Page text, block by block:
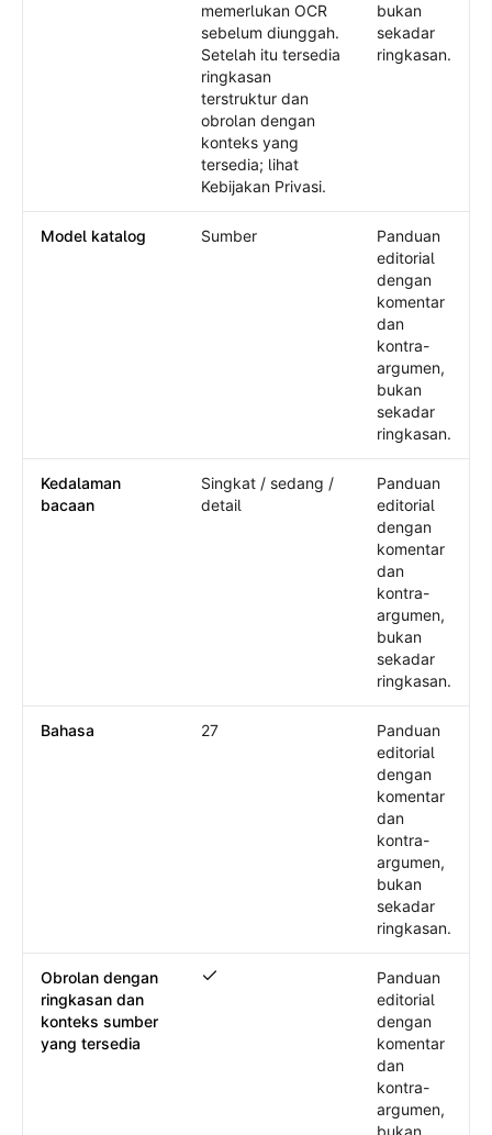
memerlukan OCR
sebelum diunggah.
Setelah itu tersedia
ringkasan
terstruktur dan
obrolan dengan
konteks yang
tersedia; lihat
Kebijakan Privasi.
bukan
sekadar
ringkasan.
Model katalog Sumber
Panduan
editorial
dengan
komentar
dan
kontra-
argumen,
bukan
sekadar
ringkasan.
Kedalaman
bacaan
Singkat / sedang /
detail
Panduan
editorial
dengan
komentar
dan
kontra-
argumen,
bukan
sekadar
ringkasan.
Bahasa 27
Panduan
editorial
dengan
komentar
dan
kontra-
argumen,
bukan
sekadar
ringkasan.
Obrolan dengan
ringkasan dan
konteks sumber
yang tersedia
Obrolan dengan ringkasan dan
Panduan
editorial
dengan
komentar
dan
kontra-
argumen,
bukan